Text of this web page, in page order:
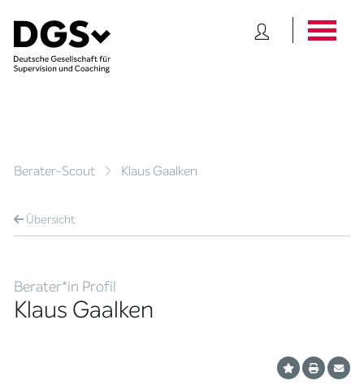
Berater-Scout Klaus Gaalken
Übersicht
Berater*in Profil
Klaus Gaalken